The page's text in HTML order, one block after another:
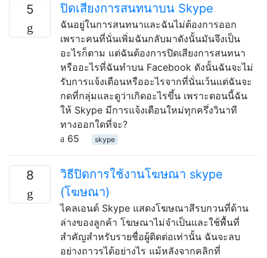
5 ปิดเสียงการสนทนาบน Skype
ฉันอยู่ในการสนทนาและฉันไม่ต้องการออก
เพราะคนที่นั่นเพิ่มฉันกลับมาดังนั้นมันจึงเป็น
อะไรก็ตาม แต่ฉันต้องการปิดเสียงการสนทนา
หรืออะไรที่ฉันทำบน Facebook ดังนั้นฉันจะไม่
รับการแจ้งเตือนหรืออะไรจากที่นั่นเว้นแต่ฉันจะ
กดที่กลุ่มและดูว่าเกิดอะไรขึ้น เพราะตอนนี้ฉัน
ให้ Skype มีการแจ้งเตือนใหม่ทุกครึ่งวินาที
ทางออกใดที่จะ?
65
skype
8
วิธีปิดการใช้งานโฆษณา skype
(โฆษณา)
ไคลเอนต์ Skype แสดงโฆษณาสีรบกวนที่ด้าน
ล่างของลูกค้า โฆษณาไม่จำเป็นและใช้พื้นที่
สำคัญสำหรับรายชื่อผู้ติดต่อเท่านั้น ฉันจะลบ
อย่างถาวรได้อย่างไร แม้หลังจากคลิกที่